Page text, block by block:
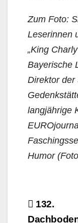
Zum Foto:
Leserinnen
„King
Bayerische
Direktor der
langjährige
Humor
132.